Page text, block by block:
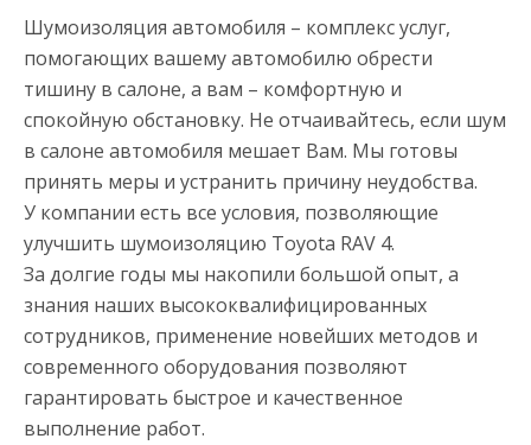
Шумоизоляция автомобиля – комплекс услуг,
помогающих вашему автомобилю обрести
тишину в салоне, а вам – комфортную и
спокойную обстановку. Не отчаивайтесь, если шум
в салоне автомобиля мешает Вам. Мы готовы
принять меры и устранить причину неудобства.
У компании есть все условия, позволяющие
улучшить шумоизоляцию Toyota RAV 4.
За долгие годы мы накопили большой опыт, а
знания наших высококвалифицированных
сотрудников, применение новейших методов и
современного оборудования позволяют
гарантировать быстрое и качественное
выполнение работ.